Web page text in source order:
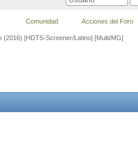
(2016) [HDTS-Screener/Latino] [Multi/MG]
Comunidad Acciones del Foro